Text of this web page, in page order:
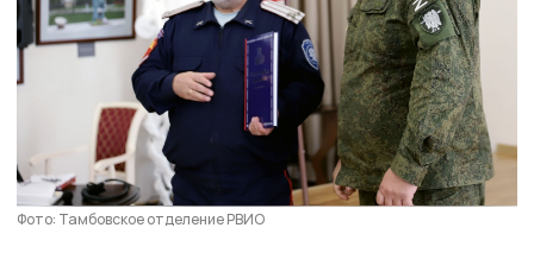
Фото: Тамбовское отделение РВИО